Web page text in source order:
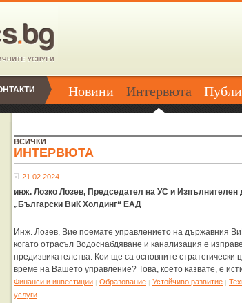
Новини Интервюта
ВСИЧКИ
ИНТЕРВЮТА
21.02.2024
инж. Лозко Лозев, Председател на УС и Изпълнителен
„Български ВиК Холдинг“ ЕАД
Инж. Лозев, Вие поемате управлението на държавния
когато отрасъл Водоснабдяване и канализация е
предизвикателства. Кои ще са основните стратегически
време на Вашето управление? Това, което казвате, е
Финанси и инвестиции | Образование | Устойчиво развитие |
услуги